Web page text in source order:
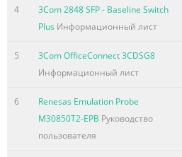
4
3Com 2848 SFP - Baseline Switch
Plus Информационный лист
5
3Com OfficeConnect 3CDSG8
Информационный лист
6
Renesas Emulation Probe
M30850T2-EPB Руководство
пользователя